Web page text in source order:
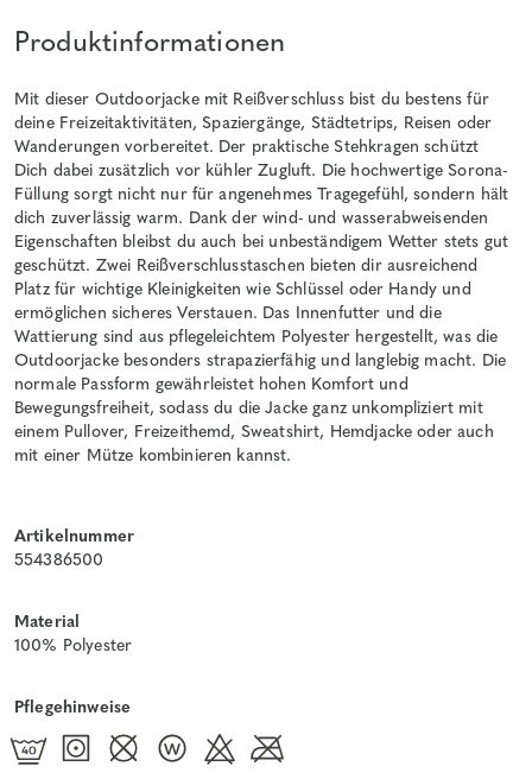
Produktinformationen
Mit dieser Outdoorjacke mit Reißverschluss bist du bestens für
deine Freizeitaktivitäten, Spaziergänge, Städtetrips, Reisen oder
Wanderungen vorbereitet. Der praktische Stehkragen schützt
Dich dabei zusätzlich vor kühler Zugluft. Die hochwertige Sorona-
Füllung sorgt nicht nur für angenehmes Tragegefühl, sondern hält
dich zuverlässig warm. Dank der wind- und wasserabweisenden
Eigenschaften bleibst du auch bei unbeständigem Wetter stets gut
geschützt. Zwei Reißverschlusstaschen bieten dir ausreichend
Platz für wichtige Kleinigkeiten wie Schlüssel oder Handy und
ermöglichen sicheres Verstauen. Das Innenfutter und die
Wattierung sind aus pflegeleichtem Polyester hergestellt, was die
Outdoorjacke besonders strapazierfähig und langlebig macht. Die
normale Passform gewährleistet hohen Komfort und
Bewegungsfreiheit, sodass du die Jacke ganz unkompliziert mit
einem Pullover, Freizeithemd, Sweatshirt, Hemdjacke oder auch
mit einer Mütze kombinieren kannst.
Artikelnummer
554386500
Material
100% Polyester
Pflegehinweise